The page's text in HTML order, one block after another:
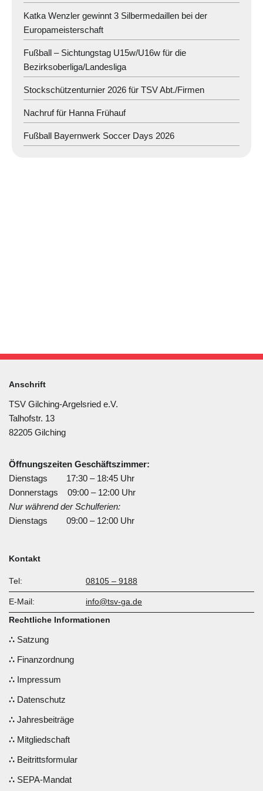
Katka Wenzler gewinnt 3 Silbermedaillen bei der
Europameisterschaft
Fußball – Sichtungstag U15w/U16w für die
Bezirksoberliga/Landesliga
Stockschützenturnier 2026 für TSV Abt./Firmen
Nachruf für Hanna Frühauf
Fußball Bayernwerk Soccer Days 2026
Anschrift
TSV Gilching-Argelsried e.V.
Talhofstr. 13
82205 Gilching
Öffnungszeiten Geschäftszimmer:
Dienstags 17:30 – 18:45 Uhr
Donnerstags 09:00 – 12:00 Uhr
Nur während der Schulferien:
Dienstags 09:00 – 12:00 Uhr
Kontakt
Tel: 08105 – 9188
E-Mail: info@tsv-ga.de
Rechtliche Informationen
Satzung
Finanzordnung
Impressum
Datenschutz
Jahresbeiträge
Mitgliedschaft
Beitrittsformular
SEPA-Mandat